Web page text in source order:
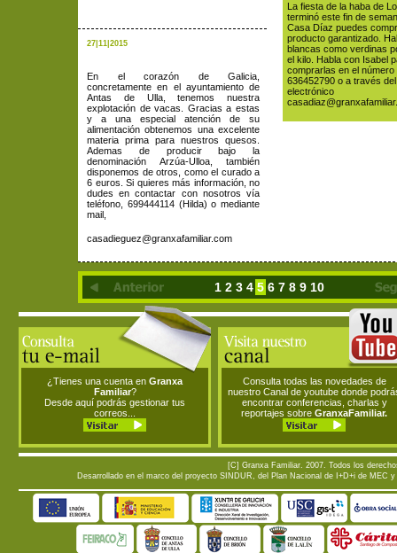
La fiesta de la haba de
terminó este fin de
Casa Díaz puedes
producto garantizado.
blancas como verdinas
el kilo. Habla con Isabel
comprarlas en el número
636452790 o a través
electrónico
27|11|2015
En el corazón de Galicia,
concretamente en el ayuntamiento de
Antas de Ulla, tenemos nuestra
explotación de vacas. Gracias a estas
y a una especial atención de su
alimentación obtenemos una excelente
materia prima para nuestros quesos.
Ademas de producir bajo la
denominación Arzúa-Ulloa, también
disponemos de otros, como el curado a
6 euros. Si quieres más información, no
dudes en contactar con nosotros vía
teléfono, 699444114 (Hilda) o mediante
mail,
casadieguez@granxafamiliar.com
1 2 3 4 5 6 7 8 9 10
¿Tienes una cuenta en Granxa
Familiar?
Desde aquí podrás gestionar tus
correos...
Consulta todas las novedades de
nuestro Canal de youtube donde
encontrar conferencias, charlas y
reportajes sobre GranxaFamiliar.
[C] Granxa Familiar. 2007. Todos los
Desarrollado en el marco del proyecto SINDUR, del Plan Nacional de I+D+i de MEC